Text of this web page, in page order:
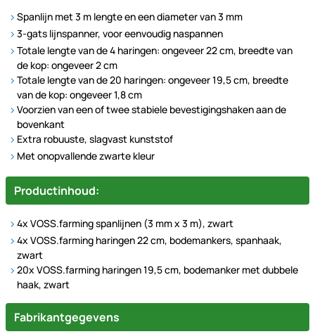
Spanlijn met 3 m lengte en een diameter van 3 mm
3-gats lijnspanner, voor eenvoudig naspannen
Totale lengte van de 4 haringen: ongeveer 22 cm, breedte van
de kop: ongeveer 2 cm
Totale lengte van de 20 haringen: ongeveer 19,5 cm, breedte
van de kop: ongeveer 1,8 cm
Voorzien van een of twee stabiele bevestigingshaken aan de
bovenkant
Extra robuuste, slagvast kunststof
Met onopvallende zwarte kleur
Productinhoud:
4x VOSS.farming spanlijnen (3 mm x 3 m), zwart
4x VOSS.farming haringen 22 cm, bodemankers, spanhaak,
zwart
20x VOSS.farming haringen 19,5 cm, bodemanker met dubbele
haak, zwart
Fabrikantgegevens